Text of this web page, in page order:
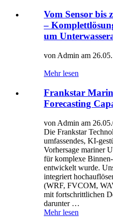
Vom Sensor bis
–
um
von Admin am
Mehr lesen
Frankstar
Forecasting
von Admin am
Die Frankstar
umfassendes, KI-
Vorhersage mariner
für komplexe
entwickelt wurde.
integriert
(WRF, FVCOM,
mit fortschrittlichen
darunter …
Mehr lesen